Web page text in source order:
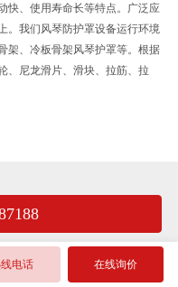
快、使用寿命长等特点。广泛应
。我们风琴防护罩设备运行环境
架、冷板骨架风琴护罩等。根据
、尼龙滑片、滑块、拉筋、拉
电话 在线询价